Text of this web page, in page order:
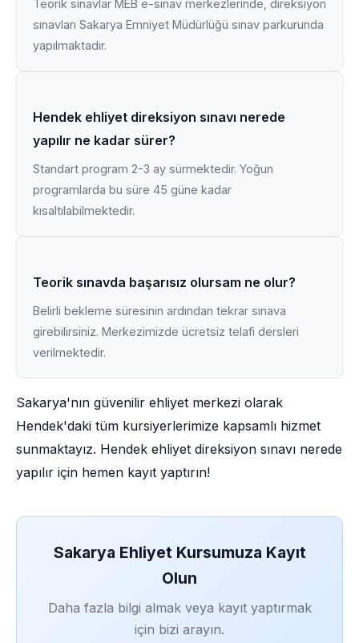
Teorik sınavlar MEB e-sınav merkezlerinde, direksiyon
sınavları Sakarya Emniyet Müdürlüğü sınav parkurunda
yapılmaktadır.
Hendek ehliyet direksiyon sınavı nerede
yapılır ne kadar sürer?
Standart program 2-3 ay sürmektedir. Yoğun
programlarda bu süre 45 güne kadar
kısaltılabilmektedir.
Teorik sınavda başarısız olursam ne olur?
Belirli bekleme süresinin ardından tekrar sınava
girebilirsiniz. Merkezimizde ücretsiz telafi dersleri
verilmektedir.
Sakarya'nın güvenilir ehliyet merkezi olarak
Hendek'daki tüm kursiyerlerimize kapsamlı hizmet
sunmaktayız. Hendek ehliyet direksiyon sınavı nerede
yapılır için hemen kayıt yaptırın!
Sakarya Ehliyet Kursumuza Kayıt
Olun
Daha fazla bilgi almak veya kayıt yaptırmak
için bizi arayın.